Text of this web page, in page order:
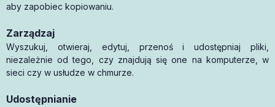
aby zapobiec kopiowaniu.
Zarządzaj
Wyszukuj, otwieraj, edytuj, przenoś i udostępniaj pliki,
niezależnie od tego, czy znajdują się one na komputerze, w
sieci czy w usłudze w chmurze.
Udostępnianie